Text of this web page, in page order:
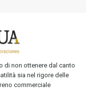
di non ottenere dal canto
sia nel rigore delle
commerciale